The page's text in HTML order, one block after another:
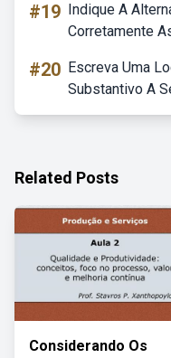
#19 Indique A
Corretamente
#20 Escreva Uma
Substantivo A
Related Posts
Considerando Os